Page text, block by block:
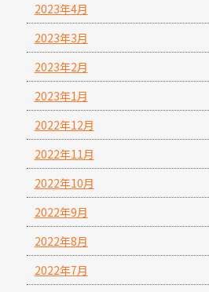
2023年4月
2023年3月
2023年2月
2023年1月
2022年12月
2022年11月
2022年10月
2022年9月
2022年8月
2022年7月